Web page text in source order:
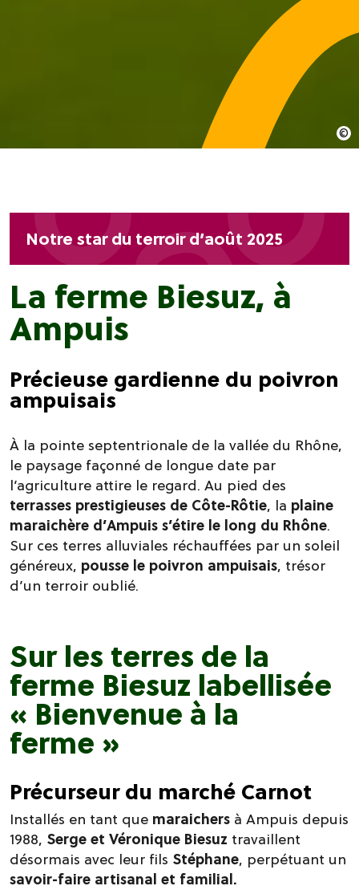
Notre star du terroir d’août 2025
La ferme Biesuz, à
Ampuis
Précieuse gardienne du poivron
ampuisais
À la pointe septentrionale de la vallée du Rhône,
le paysage façonné de longue date par
l’agriculture attire le regard. Au pied des
terrasses prestigieuses de Côte-Rôtie, la plaine
maraichère d’Ampuis s’étire le long du Rhône.
Sur ces terres alluviales réchauffées par un soleil
généreux, pousse le poivron ampuisais, trésor
d’un terroir oublié.
Sur les terres de la
ferme Biesuz labellisée
« Bienvenue à la
ferme »
Précurseur du marché Carnot
Installés en tant que maraichers à Ampuis depuis
1988, Serge et Véronique Biesuz travaillent
désormais avec leur fils Stéphane, perpétuant un
savoir-faire artisanal et familial.